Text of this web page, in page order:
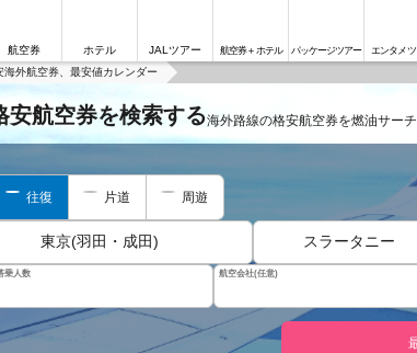
航空券 ホテル JALツアー 航空券＋ホテル パッケージツアー エンタメ
海外航空券、最安値カレンダー
安航空券を検索する海外路線の格安航空券を燃油サー
往復 片道 周遊
東京(羽田・成田) スラータニー
乗人数 航空会社(任意)